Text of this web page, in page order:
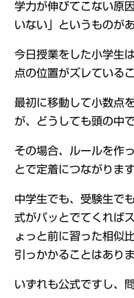
学力が伸びてこない原
いない」というものがあ
今日授業をした小学生
点の位置がズレている
最初に移動して小数点
が、どうしても頭の中
その場合、ルールを作
とで定着につながります
中学生でも、受験生で
式がパッとでてくれば
ょっと前に習った相似
引っかかることはありま
いずれも公式ですし、